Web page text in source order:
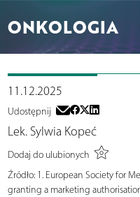
ONKOLOGIA
11.12.2025
Udostępnij
Lek. Sylwia Kopeć
Dodaj do ulubionych
Źródło:1. European Society for
granting a marketing